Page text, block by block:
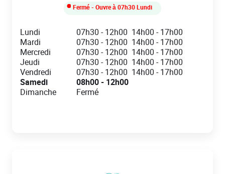
Fermé- Ouvre à 07h30Lundi
Day of the WeekHours
Lundi 07h30 -12h00 14h00 -17h00
Mardi
07h30 -12h00 14h00 -17h00
Mercredi
07h30 -12h00 14h00 -17h00
Jeudi
07h30 -12h00 14h00 -17h00
Vendredi
07h30 -12h00 14h00 -17h00
Samedi
08h00- 12h00
Dimanche
Fermé